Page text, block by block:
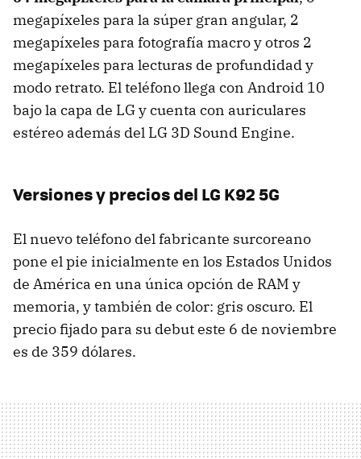
megapíxeles para la súper gran angular, 2
megapíxeles para fotografía macro y otros 2
megapíxeles para lecturas de profundidad y
modo retrato. El teléfono llega con Android 10
bajo la capa de LG y cuenta con auriculares
estéreo además del LG 3D Sound Engine.
Versiones y precios del LG K92 5G
El nuevo teléfono del fabricante surcoreano
pone el pie inicialmente en los Estados Unidos
de América en una única opción de RAM y
memoria, y también de color: gris oscuro. El
precio fijado para su debut este 6 de noviembre
es de 359 dólares.